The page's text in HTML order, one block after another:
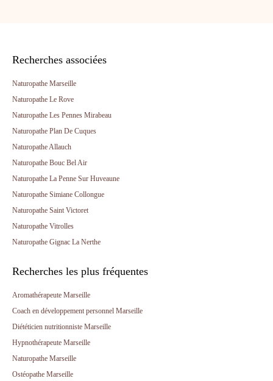
Recherches associées
Naturopathe Marseille
Naturopathe Le Rove
Naturopathe Les Pennes Mirabeau
Naturopathe Plan De Cuques
Naturopathe Allauch
Naturopathe Bouc Bel Air
Naturopathe La Penne Sur Huveaune
Naturopathe Simiane Collongue
Naturopathe Saint Victoret
Naturopathe Vitrolles
Naturopathe Gignac La Nerthe
Recherches les plus fréquentes
Aromathérapeute Marseille
Coach en développement personnel Marseille
Diététicien nutritionniste Marseille
Hypnothérapeute Marseille
Naturopathe Marseille
Ostéopathe Marseille